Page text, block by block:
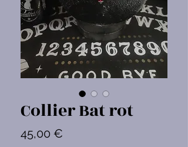
Collier Bat rot
45,00 €